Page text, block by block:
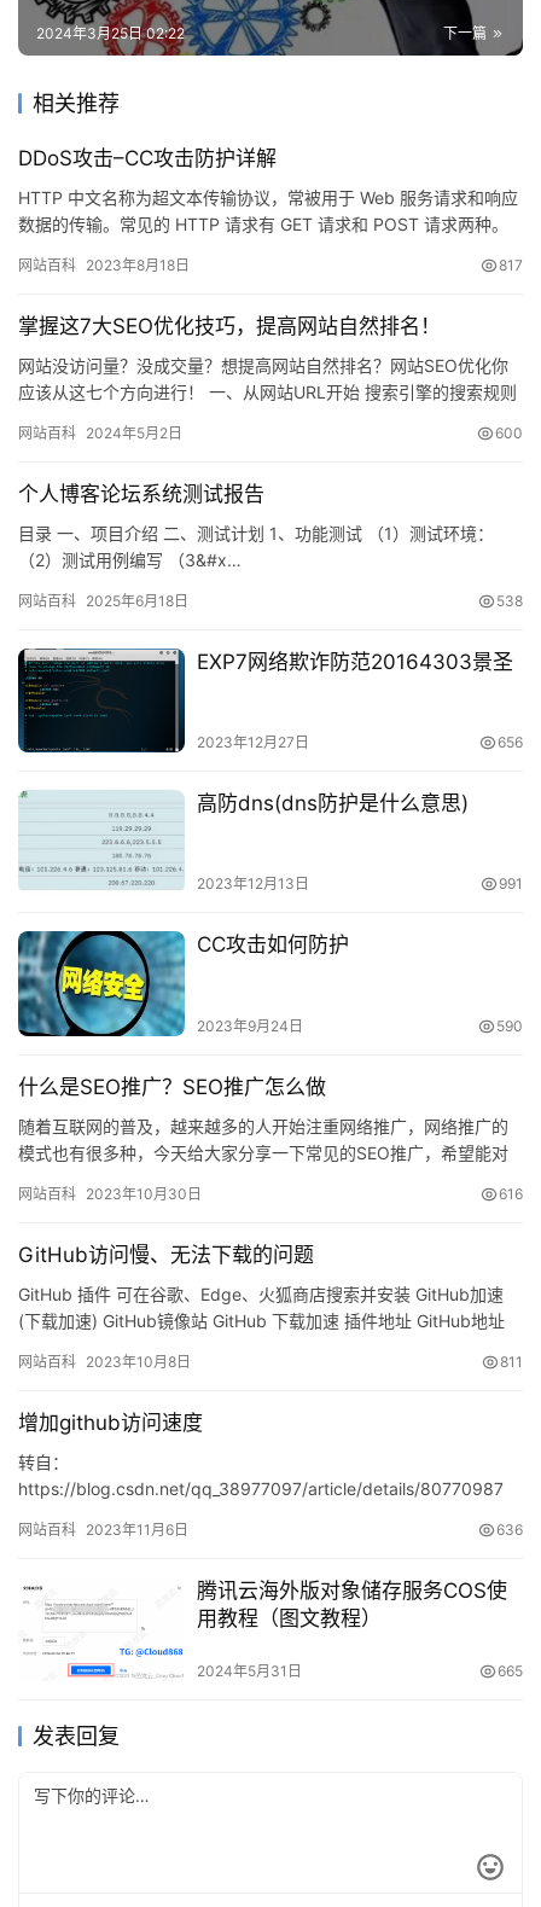
下一篇
2024年3月25日 02:22
相关推荐
DDoS攻击–CC攻击防护详解
HTTP 中文名称为超文本传输协议，常被用于 Web 服务请求和响应
数据的传输。常见的 HTTP 请求有 GET 请求和 POST 请求两种。
网站百科 2023年8月18日 817
掌握这7大SEO优化技巧，提高网站自然排名！
网站没访问量？没成交量？想提高网站自然排名？网站SEO优化你
应该从这七个方向进行！ 一、从网站URL开始 搜索引擎的搜索规则
网站百科 2024年5月2日 600
个人博客论坛系统测试报告
目录 一、项目介绍 二、测试计划 1、功能测试 （1）测试环境：
（2）测试用例编写 （3&#x…
网站百科 2025年6月18日 538
EXP7网络欺诈防范20164303景圣
2023年12月27日 656
高防dns(dns防护是什么意思)
2023年12月13日 991
CC攻击如何防护
2023年9月24日 590
什么是SEO推广？SEO推广怎么做
随着互联网的普及，越来越多的人开始注重网络推广，网络推广的
模式也有很多种，今天给大家分享一下常见的SEO推广，希望能对
网站百科 2023年10月30日 616
GitHub访问慢、无法下载的问题
GitHub 插件 可在谷歌、Edge、火狐商店搜索并安装 GitHub加速
(下载加速) GitHub镜像站 GitHub 下载加速 插件地址 GitHub地址
网站百科 2023年10月8日 811
增加github访问速度
转自：
https://blog.csdn.net/qq_38977097/article/details/80770987
网站百科 2023年11月6日 636
腾讯云海外版对象储存服务COS使
用教程（图文教程）
2024年5月31日 665
发表回复